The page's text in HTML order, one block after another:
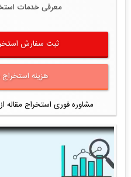
معرفی خدمات
ثبت سفارش
هزینه استخراج
مشاوره فوری استخراج مقاله از